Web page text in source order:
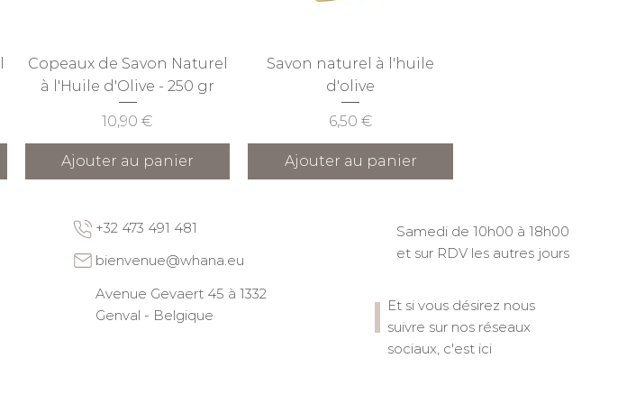
Aperçu rapide
Copeaux de Savon Naturel
à l'Huile d'Olive - 250 gr
Prix
10,90 €
Ajouter au panier
Aperçu rapide
Savon naturel à l'huile
d'olive
Prix
6,50 €
Ajouter au panier
+32 473 491 481
bienvenue@whana.eu
Avenue Gevaert 45 à 1332
Genval - Belgique
Samedi de 10h00 à 18h00
et sur RDV les autres jours
Et si vous désirez nous
suivre sur nos réseaux
sociaux, c'est ici